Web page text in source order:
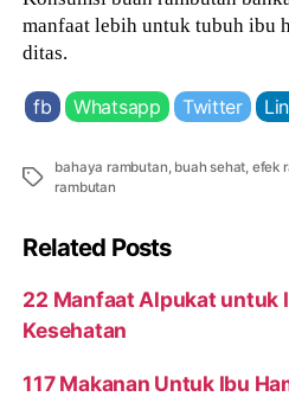
manfaat lebih untuk tubuh ibu
ditas.
fb Whatsapp Twitter
Tags
bahaya rambutan buah sehat efek
rambutan
Related Posts
22 Manfaat Alpukat untuk
Kesehatan
117 Makanan Untuk Ibu